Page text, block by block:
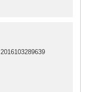
2016103289639